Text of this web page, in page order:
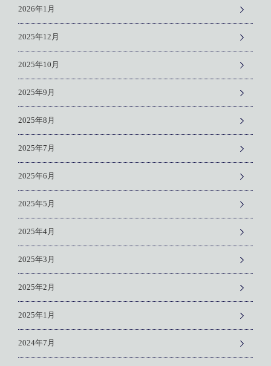
2026年1月
2025年12月
2025年10月
2025年9月
2025年8月
2025年7月
2025年6月
2025年5月
2025年4月
2025年3月
2025年2月
2025年1月
2024年7月